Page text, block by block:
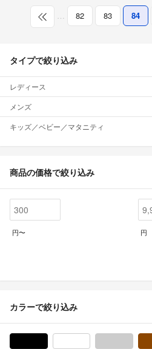
… 82 83 84
タイプで絞り込み
レディース
メンズ
キッズ／ベビー／マタニティ
商品の価格で絞り込み
円〜 円
カラーで絞り込み